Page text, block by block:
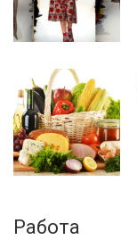
Работа